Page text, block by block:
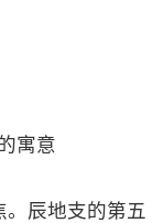
寓意
。辰地支的第五